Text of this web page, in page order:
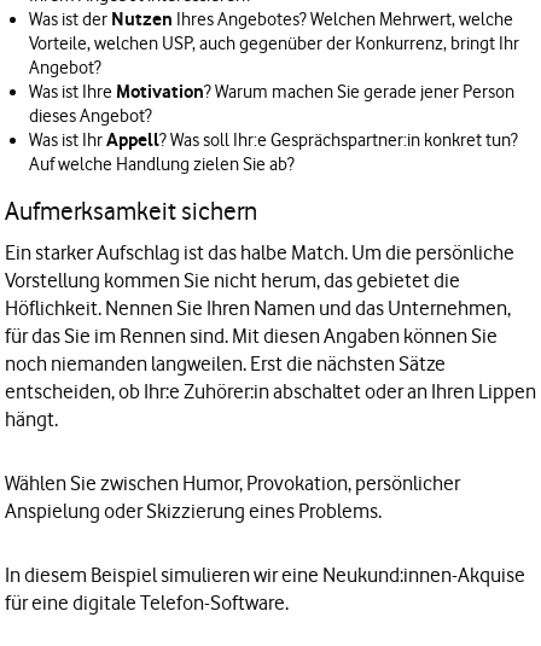
Was ist der Nutzen Ihres Angebotes? Welchen Mehrwert, welche
Vorteile, welchen USP, auch gegenüber der Konkurrenz, bringt Ihr
Angebot?
Was ist Ihre Motivation? Warum machen Sie gerade jener Person
dieses Angebot?
Was ist IhrAppell? Was soll Ihr:e Gesprächspartner:in konkret tun?
Auf welche Handlung zielen Sie ab?
Aufmerksamkeit sichern
Ein starker Aufschlag ist das halbe Match. Um die persönliche
Vorstellung kommen Sie nicht herum, das gebietet die
Höflichkeit. Nennen Sie Ihren Namen und das Unternehmen,
für das Sie im Rennen sind. Mit diesen Angaben können Sie
noch niemanden langweilen. Erst die nächsten Sätze
entscheiden, ob Ihr:e Zuhörer:in abschaltet oder an Ihren Lippen
hängt.
Wählen Sie zwischen Humor, Provokation, persönlicher
Anspielung oder Skizzierung eines Problems.
In diesem Beispiel simulieren wir eine Neukund:innen-Akquise
für eine digitale Telefon-Software.